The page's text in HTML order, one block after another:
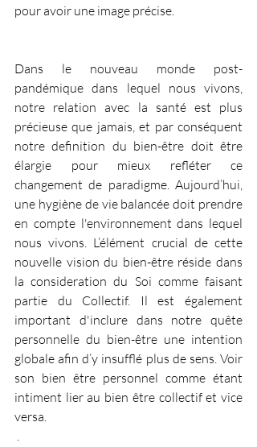
pour avoir une image précise.
Dans le nouveau monde post-
notre relation avec la santé est plus
précieuse que jamais , et par conséquent
notre definition du bien-être doit être
élargie pour mieux refléter ce
changement de paradigme. Aujourd’hui,
une hygiène de vie balancée doit prendre
en compte l'environnement dans lequel
nous vivons. L’élément crucial de cette
nouvelle vision du bien-être réside dans
la consideration du Soi comme faisant
partie du Collectif. Il est également
important d'inclure dans notre quête
personnelle du bien-être une intention
globale afin d’y insufflé plus de sens. Voir
son bien être personnel comme étant
intiment lier au bien être collectif et vice
versa.